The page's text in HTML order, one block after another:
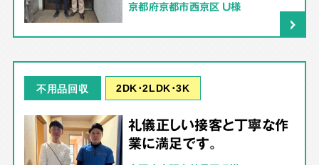
京都府京都市西京区 U様
不用品回収 2DK･2LDK･3K
礼儀正しい接客と丁寧な作
業に満足です。